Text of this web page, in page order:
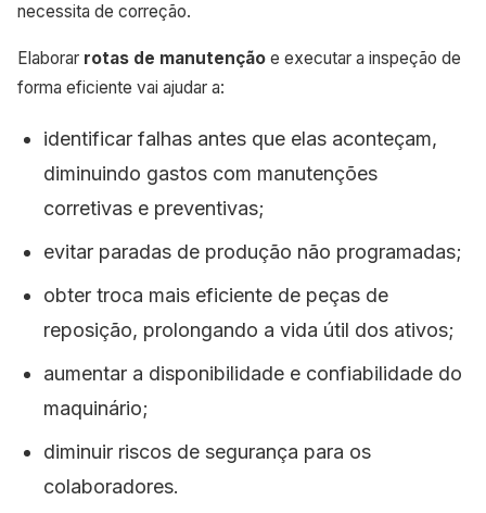
necessita de correção.
Elaborar rotas de manutenção e executar a inspeção de
forma eficiente vai ajudar a:
identificar falhas antes que elas aconteçam,
diminuindo gastos com manutenções
corretivas e preventivas;
evitar paradas de produção não programadas;
obter troca mais eficiente de peças de
reposição, prolongando a vida útil dos ativos;
aumentar a disponibilidade e confiabilidade do
maquinário;
diminuir riscos de segurança para os
colaboradores.